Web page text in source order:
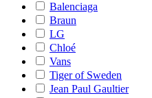
Balenciaga
Braun
LG
Chloé
Vans
Tiger of Sweden
Jean Paul Gaultier